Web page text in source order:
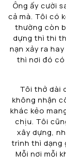
Ông ấy cười
cả mà. Tôi có
thường còn
dựng thì thi
nạn xảy ra
thì nơi đó có
Tôi thở dài
không nhận
khác kẻo
chịu. Tôi
xây dựng,
trình thì dạng
Mỗi nơi mỗi